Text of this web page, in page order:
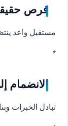
فرص
مستقبل واعد
*
تبادل الخبرات